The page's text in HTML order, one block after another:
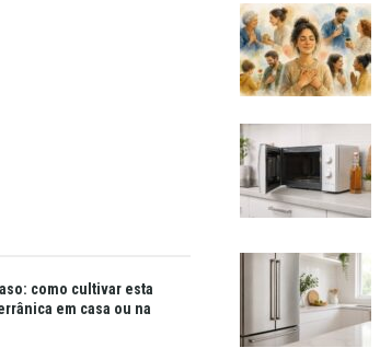
como cultivar esta
em casa ou na